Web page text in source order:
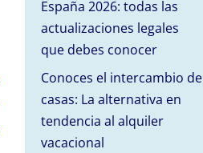
España 2026: todas las
actualizaciones legales
que debes conocer
Conoces el intercambio de
casas: La alternativa en
tendencia al alquiler
vacacional